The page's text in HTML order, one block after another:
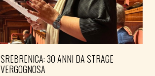
SREBRENICA: 30 ANNI DA STRAGE
VERGOGNOSA